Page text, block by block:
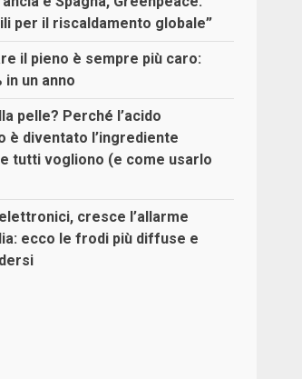
per il riscaldamento globale”
il pieno è sempre più caro:
in un anno
pelle? Perché l’acido
è diventato l’ingrediente
tutti vogliono (e come usarlo
cresce l’allarme
ecco le frodi più diffuse e